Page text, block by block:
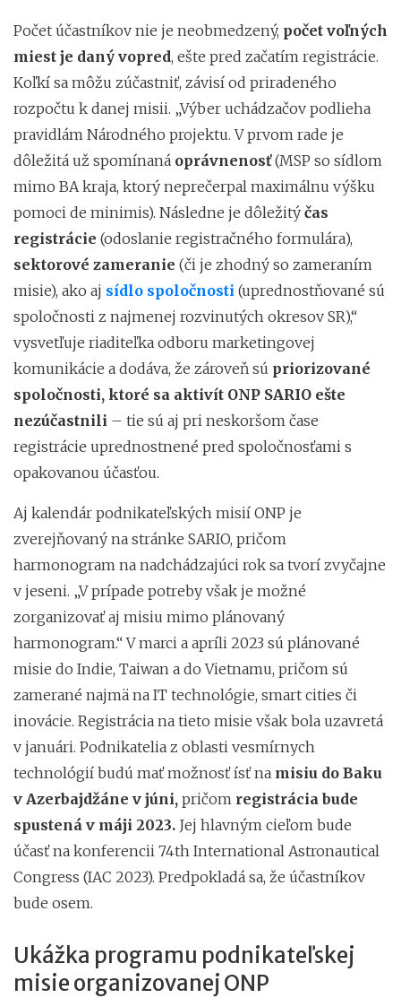
Počet účastníkov nie je neobmedzený, počet voľných
miest je daný vopred, ešte pred začatím registrácie.
Koľkí sa môžu zúčastniť, závisí od priradeného
rozpočtu k danej misii. „Výber uchádzačov podlieha
pravidlám Národného projektu. V prvom rade je
dôležitá už spomínaná oprávnenosť(MSP so sídlom
mimo BA kraja, ktorý neprečerpal maximálnu výšku
pomoci de minimis). Následne je dôležitý čas
registrácie (odoslanie registračného formulára),
sektorové zameranie (či je zhodný so zameraním
misie), ako aj sídlo spoločnosti (uprednostňované sú
spoločnosti z najmenej rozvinutých okresov SR),“
vysvetľuje riaditeľka odboru marketingovej
komunikácie a dodáva, že zároveň sú priorizované
spoločnosti, ktoré sa aktivít ONP SARIO ešte
nezúčastnili – tie sú aj pri neskoršom čase
registrácie uprednostnené pred spoločnosťami s
opakovanou účasťou.
Aj kalendár podnikateľských misií ONP je
zverejňovaný na stránke SARIO, pričom
harmonogram na nadchádzajúci rok sa tvorí zvyčajne
v jeseni. „V prípade potreby však je možné
zorganizovať aj misiu mimo plánovaný
harmonogram.“ V marci a apríli 2023 sú plánované
misie do Indie, Taiwan a do Vietnamu, pričom sú
zamerané najmä na IT technológie, smart cities či
inovácie. Registrácia na tieto misie však bola uzavretá
v januári. Podnikatelia z oblasti vesmírnych
technológií budú mať možnosť ísť na misiu do Baku
v Azerbajdžáne v júni, pričom registrácia bude
spustená v máji 2023. Jej hlavným cieľom bude
účasť na konferencii 74th International Astronautical
Congress (IAC 2023). Predpokladá sa, že účastníkov
bude osem.
Ukážka programu podnikateľskej
misie organizovanej ONP